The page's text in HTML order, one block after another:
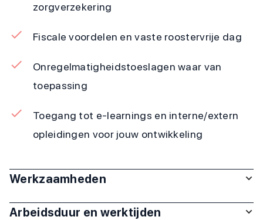
zorgverzekering
Fiscale voordelen en vaste roostervrije dag
Onregelmatigheidstoeslagen waar van
toepassing
Toegang tot e-learnings en interne/extern
opleidingen voor jouw ontwikkeling
Werkzaamheden
Arbeidsduur en werktijden